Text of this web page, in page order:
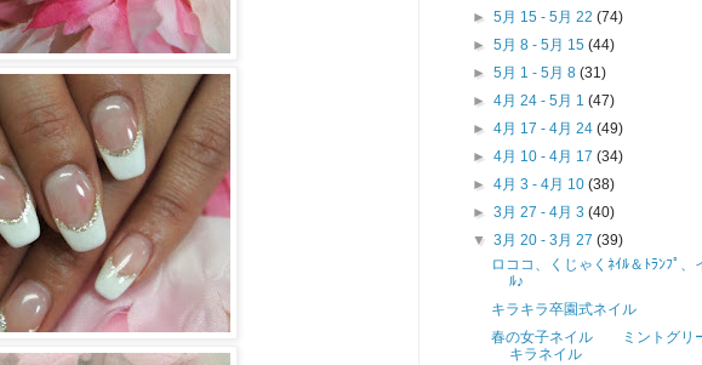
►5月 15 - 5月 22(74)
►5月 8 - 5月 15(44)
►5月 1 - 5月 8(31)
►4月 24 - 5月 1(47)
►4月 17 - 4月 24(49)
►4月 10 - 4月 17(34)
►4月 3 - 4月 10(38)
►3月 27 - 4月 3(40)
▼3月 20 - 3月 27(39)
ロココ、くじゃくﾈｲﾙ＆ﾄﾗﾝﾌﾟ、
ﾙ♪
キラキラ卒園式ネイル
春の女子ネイル ミントグリ
キラネイル